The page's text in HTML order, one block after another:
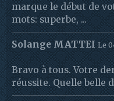
marque le début de
mots: superbe, ...
Solange MATTEI Le
Bravo à tous. Votre
réussite. Quelle belle